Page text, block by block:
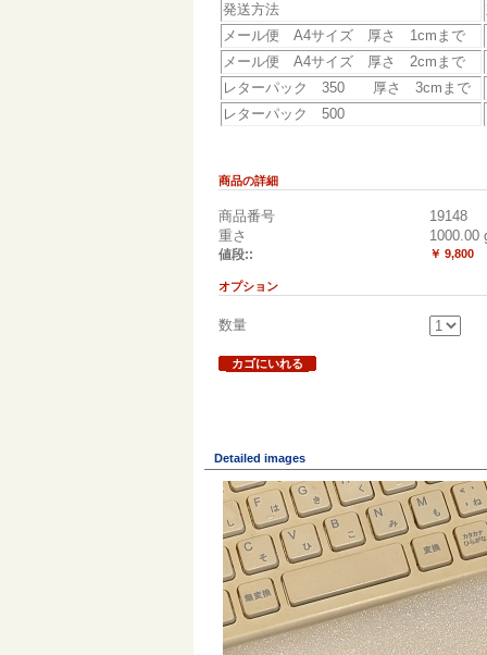
発送方法
メール便 A4サイズ 厚さ 1cmまで
メール便 A4サイズ 厚さ 2cmまで
レターパック 350 厚さ 3cmまで
レターパック 500
商品の詳細
商品番号
19148
重さ
1000.00
値段:: ￥ 9,800
オプション
数量
カゴにいれる
Detailed images